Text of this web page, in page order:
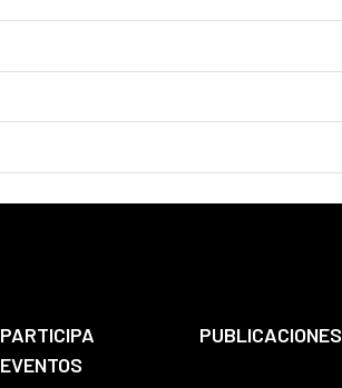
PARTICIPA
PUBLICACIONES
EVENTOS